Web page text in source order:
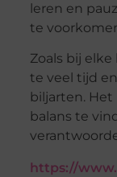
leren en
te
Zoals bij
te veel tijd
biljarten.
balans te
https://